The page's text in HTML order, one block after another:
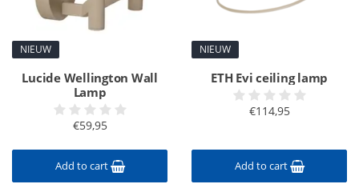
NIEUW
Lucide Wellington Wall
Lamp
€59,95
Add to cart
NIEUW
ETH Evi ceiling lamp
€114,95
Add to cart